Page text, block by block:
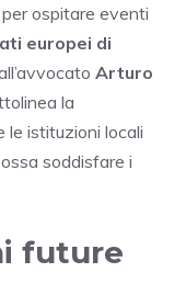
ospitare eventi
europei di
Arturo
la
le istituzioni locali
soddisfare i
future